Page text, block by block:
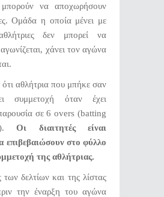
να αποχωρήσουν
Ομάδα η οποία μένει με
δεν μπορεί να
χάνει τον αγώνα
αθλήτρια που μπήκε σαν
συμμετοχή όταν έχει
σε 6 overs (batting
Οι διαιτητές είναι
επιβεβαιώσουν στο φύλλο
της αθλήτριας.
δελτίων και της λίστας
την έναρξη του αγώνα